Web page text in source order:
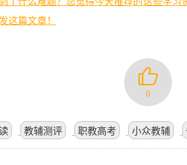
这篇文章！
0
教辅测评 职教高考 小众教辅